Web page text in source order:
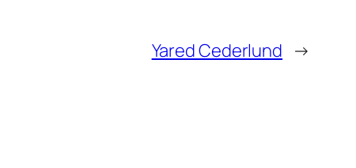
Yared Cederlund →